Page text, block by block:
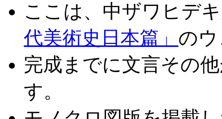
ここは、中ザワヒデ
代美術史日本篇」 の
完成までに文言その
す。